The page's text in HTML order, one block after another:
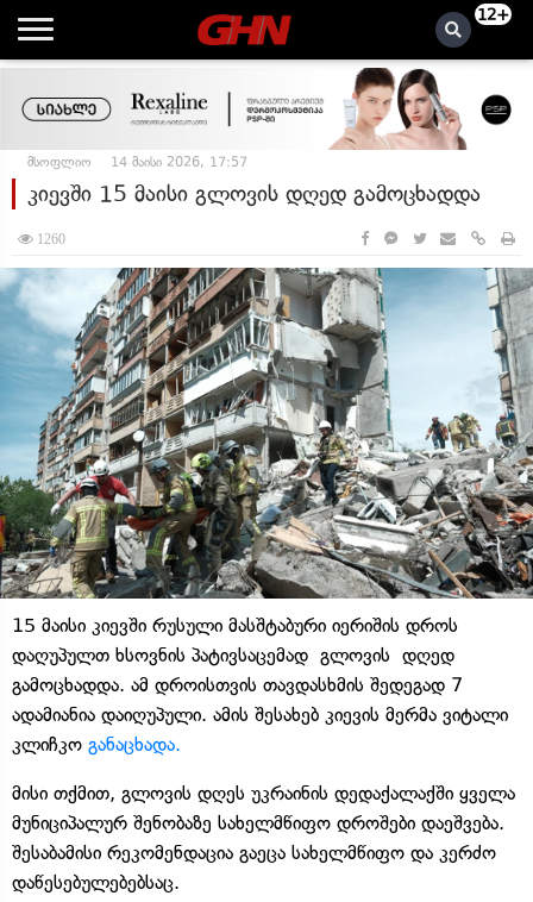
12+
მსოფლიო 14 მაისი 2026, 17:57
კიევში 15 მაისი გლოვის დღედ გამოცხადდა
1260
15 მაისი კიევში რუსული მასშტაბური იერიშის დროს
დაღუპულთ ხსოვნის პატივსაცემად გლოვის დღედ
გამოცხადდა. ამ დროისთვის თავდასხმის შედეგად 7
ადამიანია დაიღუპული. ამის შესახებ კიევის მერმა ვიტალი
კლიჩკო განაცხადა.
მისი თქმით, გლოვის დღეს უკრაინის დედაქალაქში ყველა
მუნიციპალურ შენობაზე სახელმწიფო დროშები დაეშვება.
შესაბამისი რეკომენდაცია გაეცა სახელმწიფო და კერძო
დაწესებულებებსაც.